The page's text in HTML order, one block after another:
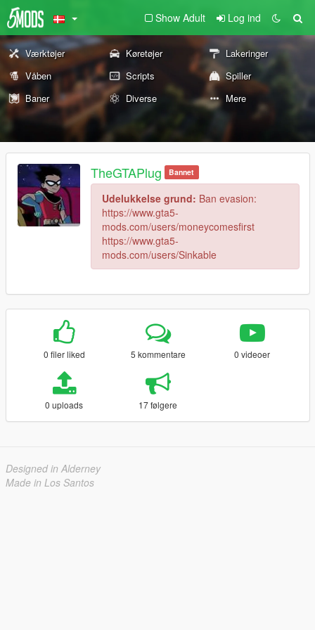
Show Adult Log ind
Værktøjer Køretøjer
Lakeringer
Våben
Scripts
Spiller
Baner
Diverse Mere
TheGTAPlug Bannet
Udelukkelse grund: Ban evasion:
https://www.gta5-
mods.com/users/moneycomesfirst
https://www.gta5-
mods.com/users/Sinkable
0 filer liked 5 kommentare 0 videoer
0 uploads 17 følgere
Designed in Alderney
Made in Los Santos